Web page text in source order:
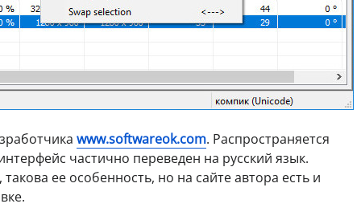
www.softwareok.com. Распространяется
частично переведен на русский язык.
ее особенность, но на сайте автора есть и